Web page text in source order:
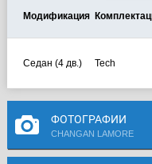
Модификация
Седан (4 дв.) Tech
ФОТОГРАФИИ
CHANGAN LAMORE